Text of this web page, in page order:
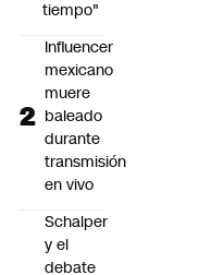
tiempo"
Influencer
mexicano
muere
baleado
durante
transmisión
en vivo
Schalper
y el
debate